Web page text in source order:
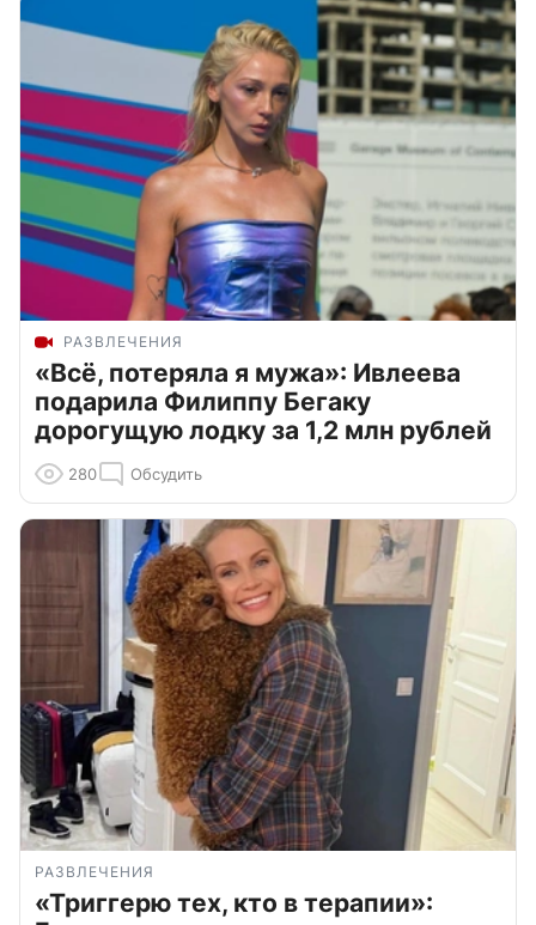
РАЗВЛЕЧЕНИЯ
«Всё, потеряла я мужа»: Ивлеева
подарила Филиппу Бегаку
дорогущую лодку за 1,2 млн рублей
280 Обсудить
РАЗВЛЕЧЕНИЯ
«Триггерю тех, кто в терапии»: